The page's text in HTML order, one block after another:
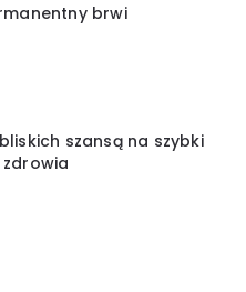
brwi
szansą na szybki